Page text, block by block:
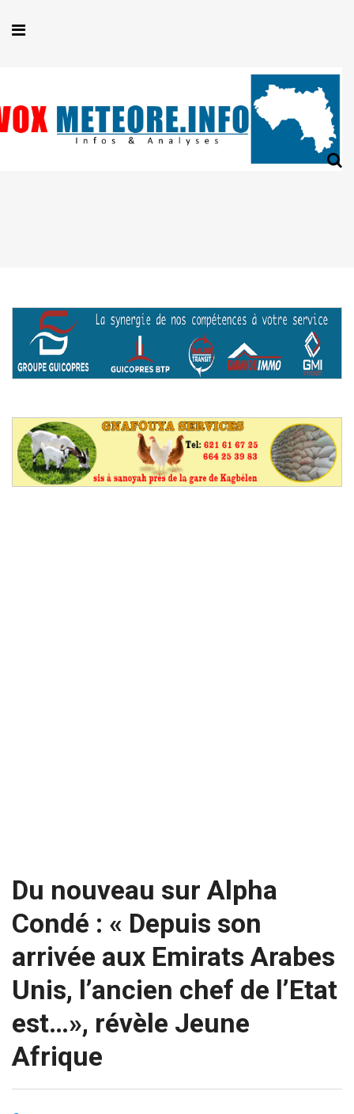
Du nouveau sur Alpha
Condé : « Depuis son
arrivée aux Emirats Arabes
Unis, l’ancien chef de l’Etat
est…», révèle Jeune
Afrique